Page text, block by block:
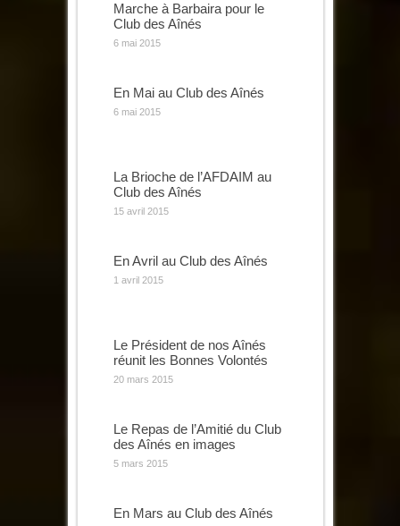
Marche à Barbaira pour le
Club des Aînés
6 mai 2015
En Mai au Club des Aînés
6 mai 2015
La Brioche de l’AFDAIM au
Club des Aînés
15 avril 2015
En Avril au Club des Aînés
1 avril 2015
Le Président de nos Aînés
réunit les Bonnes Volontés
20 mars 2015
Le Repas de l’Amitié du Club
des Aînés en images
5 mars 2015
En Mars au Club des Aînés